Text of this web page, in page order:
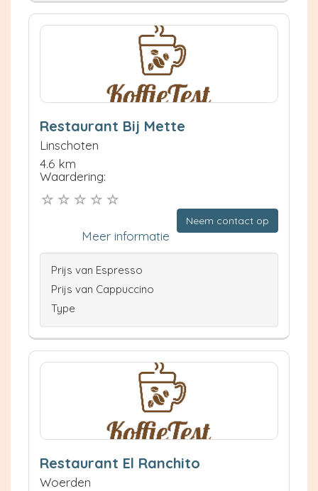
Restaurant Bij Mette
Linschoten
4.6 km
Waardering:
Neem contact op
Meer informatie
Prijs van Espresso
Prijs van Cappuccino
Type
Restaurant El Ranchito
Woerden